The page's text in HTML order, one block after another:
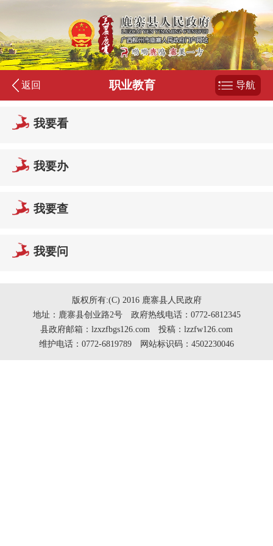
返回 职业教育 导航
我要看
我要办
我要查
我要问
版权所有:(C) 2016 鹿寨县人民政府
地址：鹿寨县创业路2号 政府热线电话：0772-6812345
县政府邮箱：lzxzfbgs126.com 投稿：lzzfw126.com
维护电话：0772-6819789 网站标识码：4502230046